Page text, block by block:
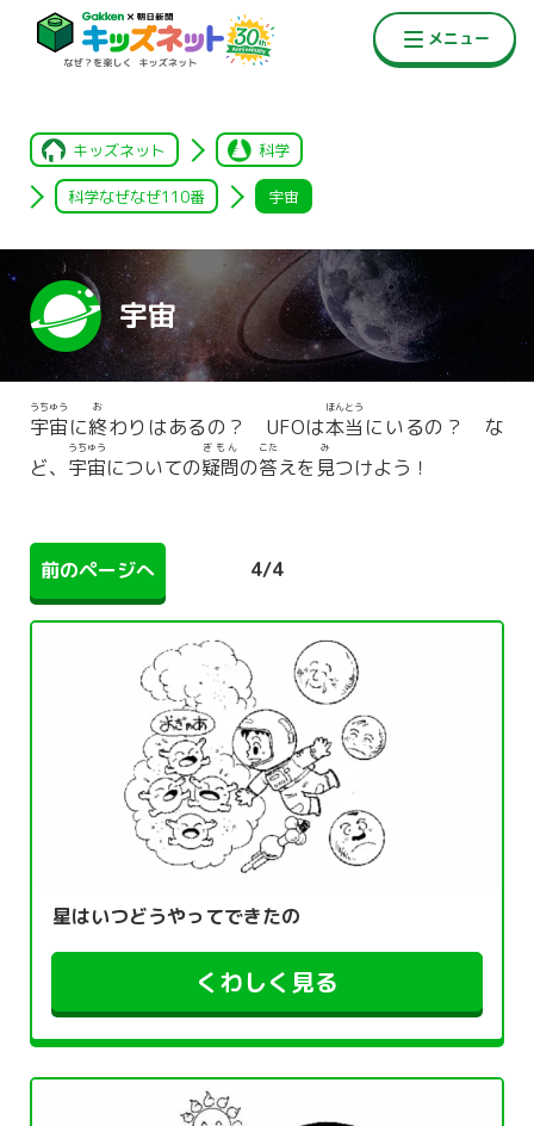
キッズネット 科学
科学なぜなぜ110番 宇宙
宇宙
宇宙
うちゅう
に終
お
わりはあるの？ UFOは本当
ほんとう
にいるの？ な
ど、 宇宙
うちゅう
についての疑問
ぎもん
の答
こた
えを 見
み
つけよう！
前のページへ 4/4
星はいつどうやってできたの
くわしく見る